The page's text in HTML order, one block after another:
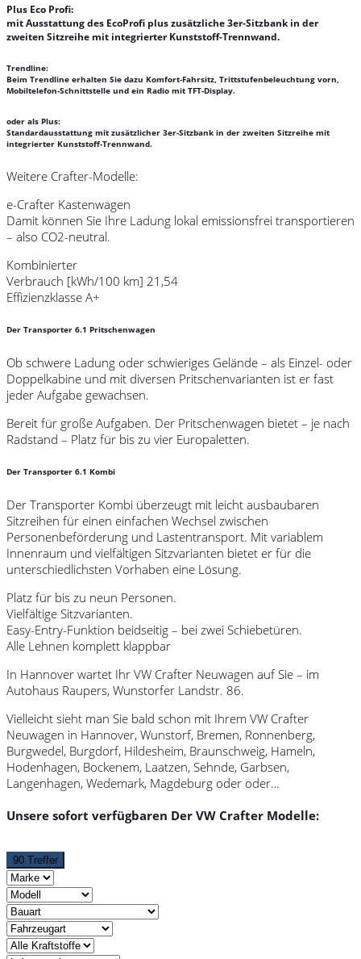
Plus Eco Profi:
mit Ausstattung des EcoProfi plus zusätzliche 3er-Sitzbank in der
zweiten Sitzreihe mit integrierter Kunststoff-Trennwand.
Trendline:
Beim Trendline erhalten Sie dazu Komfort-Fahrsitz, Trittstufenbeleuchtung vorn,
Mobiltelefon-Schnittstelle und ein Radio mit TFT-Display.
oder als Plus:
Standardausstattung mit zusätzlicher 3er-Sitzbank in der zweiten Sitzreihe mit
integrierter Kunststoff-Trennwand.
Weitere Crafter-Modelle:
e-Crafter Kastenwagen
Damit können Sie Ihre Ladung lokal emissionsfrei transportieren
– also CO2-neutral.
Kombinierter
Verbrauch [kWh/100 km] 21,54
Effizienzklasse A+
Der Transporter 6.1 Pritschenwagen
Ob schwere Ladung oder schwieriges Gelände – als Einzel- oder
Doppelkabine und mit diversen Pritschenvarianten ist er fast
jeder Aufgabe gewachsen.
Bereit für große Aufgaben. Der Pritschenwagen bietet – je nach
Radstand – Platz für bis zu vier Europaletten.
Der Transporter 6.1 Kombi
Der Transporter Kombi überzeugt mit leicht ausbaubaren
Sitzreihen für einen einfachen Wechsel zwischen
Personenbeförderung und Lastentransport. Mit variablem
Innenraum und vielfältigen Sitzvarianten bietet er für die
unterschiedlichsten Vorhaben eine Lösung.
Platz für bis zu neun Personen.
Vielfältige Sitzvarianten.
Easy-Entry-Funktion beidseitig – bei zwei Schiebetüren.
Alle Lehnen komplett klappbar
In Hannover wartet Ihr VW Crafter Neuwagen auf Sie – im
Autohaus Raupers, Wunstorfer Landstr. 86.
Vielleicht sieht man Sie bald schon mit Ihrem VW Crafter
Neuwagen in Hannover, Wunstorf, Bremen, Ronnenberg,
Burgwedel, Burgdorf, Hildesheim, Braunschweig, Hameln,
Hodenhagen, Bockenem, Laatzen, Sehnde, Garbsen,
Langenhagen, Wedemark, Magdeburg oder oder…
Unsere sofort verfügbaren Der VW Crafter Modelle:
90 Treffer